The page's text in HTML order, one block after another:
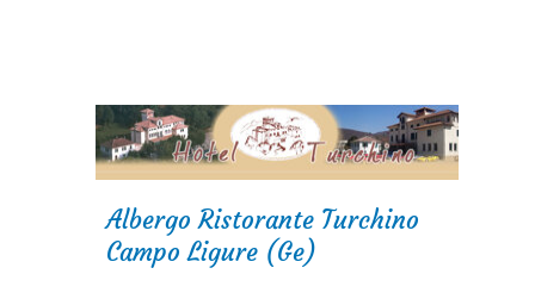
Albergo Ristorante Turchino
Campo Ligure (Ge)